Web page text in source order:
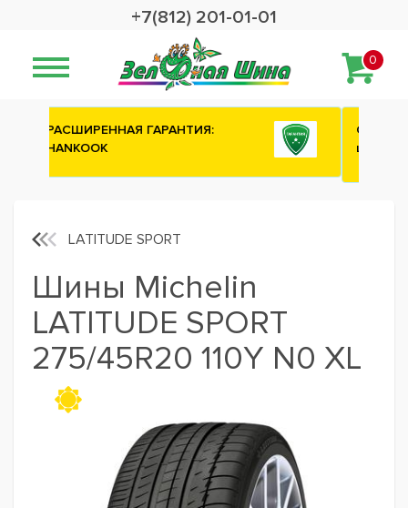
+7(812) 201-01-01
0
Сashback 2500 рублей на зимние
шины ATTAR
LATITUDE SPORT
Шины Michelin
LATITUDE SPORT
275/45R20 110Y N0 XL